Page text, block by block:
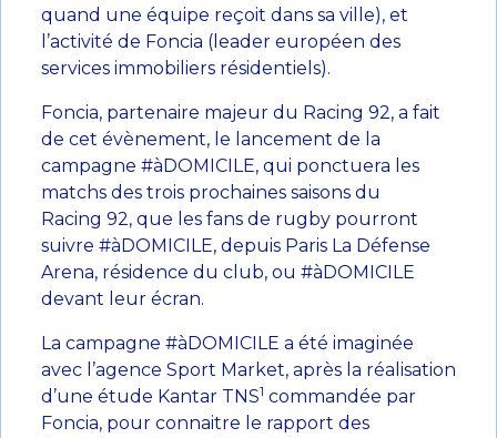
quand une équipe reçoit dans sa ville), et
l’activité de Foncia (leader européen des
services immobiliers résidentiels).
Foncia, partenaire majeur du Racing 92, a fait
de cet évènement, le lancement de la
campagne #àDOMICILE, qui ponctuera les
matchs des trois prochaines saisons du
Racing 92, que les fans de rugby pourront
suivre #àDOMICILE, depuis Paris La Défense
Arena, résidence du club, ou #àDOMICILE
devant leur écran.
La campagne #àDOMICILE a été imaginée
avec l’agence Sport Market, après la réalisation
d’une étude Kantar TNS1 commandée par
Foncia, pour connaitre le rapport des